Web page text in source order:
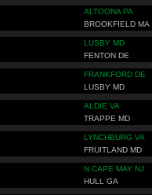
ALTOONA PA
BROOKFIELD MA
LUSBY MD
FENTON DE
FRANKFORD DE
LUSBY MD
ALDIE VA
TRAPPE MD
LYNCHBURG VA
FRUITLAND MD
N CAPE MAY NJ
HULL GA